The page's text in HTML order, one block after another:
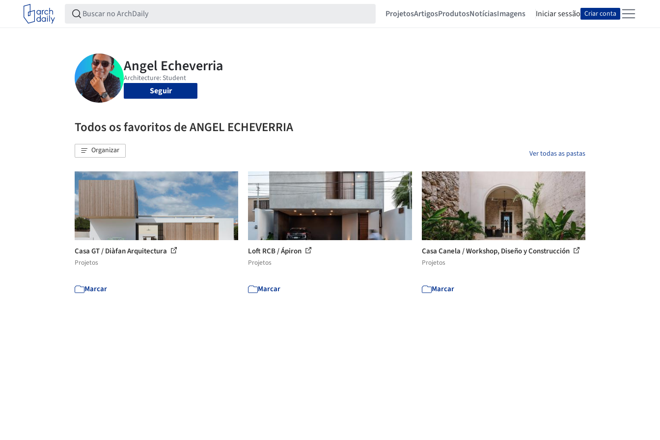
ProjetosArtigosProdutosNotíciasImagens Iniciar sessão Criar conta
Seguir
Todos os favoritos de ANGEL ECHEVERRIA
Organizar Ver todas as pastas
Casa GT / Diàfan Arquitectura
Projetos
Marcar
Loft RCB / Ápiron
Projetos
Marcar
Casa Canela / Workshop, Diseño y Construcción
Projetos
Marcar